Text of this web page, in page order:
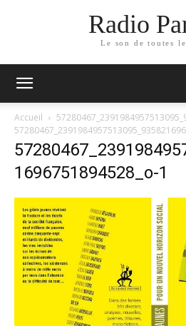
Radio
Le son de toutes
Accueil
1696751894528_o-1